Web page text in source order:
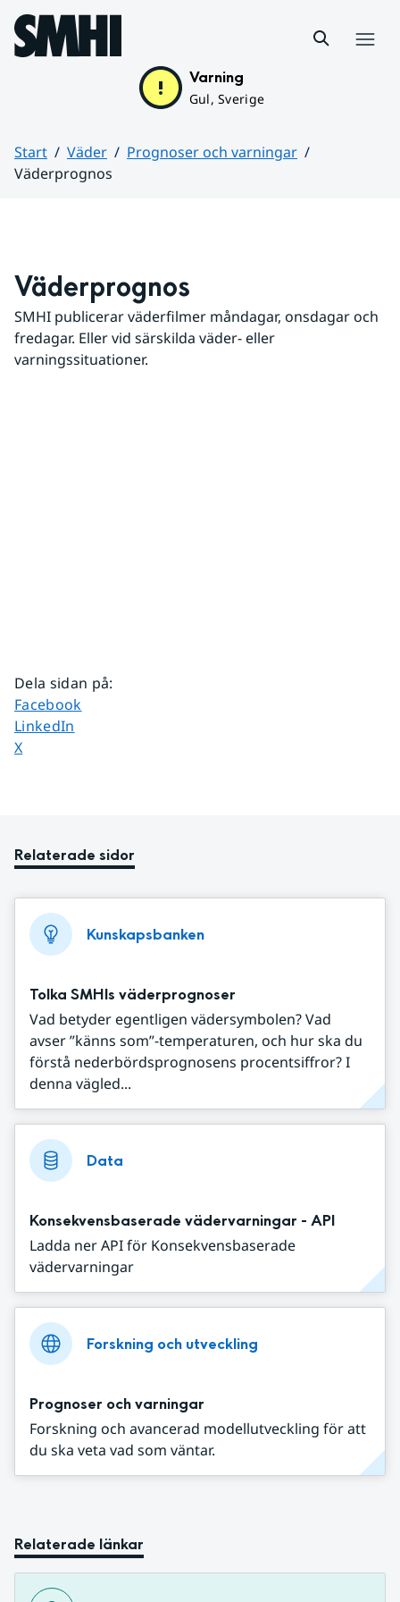
Hoppa till sidans innehåll
Varning
Gul, Sverige
Start Väder
Prognoser och varningar
Väderprognos
Väderprognos
SMHI publicerar väderfilmer måndagar, onsdagar och
fredagar. Eller vid särskilda väder- eller
varningssituationer.
Dela sidan på:
Dela sidan på
Facebook
Dela sidan på
LinkedIn
Dela sidan på
X
Relaterade sidor
Kunskapsbanken
Tolka SMHIs väderprognoser
Vad betyder egentligen vädersymbolen? Vad
avser ”känns som”-temperaturen, och hur ska du
förstå nederbördsprognosens procentsiffror? I
denna vägled...
Data
Konsekvensbaserade vädervarningar - API
Ladda ner API för Konsekvensbaserade
vädervarningar
Forskning och utveckling
Prognoser och varningar
Forskning och avancerad modellutveckling för att
du ska veta vad som väntar.
Relaterade länkar